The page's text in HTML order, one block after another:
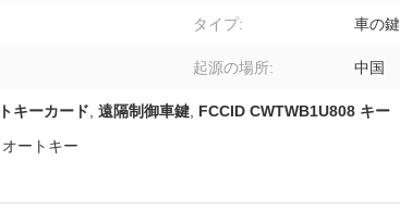
タイプ: 車の鍵
起源の場所: 中国
キーカード, 遠隔制御車鍵, FCCID CWTWB1U808 キー
オートキー